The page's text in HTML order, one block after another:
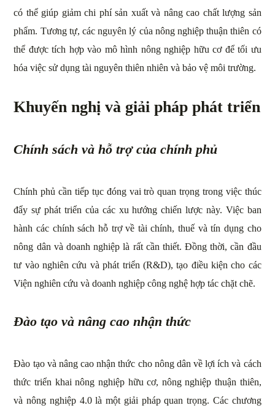
có thể giúp giảm chi phí sản xuất và nâng cao chất lượng sản
phẩm. Tương tự, các nguyên lý của nông nghiệp thuận thiên có
thể được tích hợp vào mô hình nông nghiệp hữu cơ để tối ưu
hóa việc sử dụng tài nguyên thiên nhiên và bảo vệ môi trường.
Khuyến nghị và giải pháp phát triển
Chính sách và hỗ trợ của chính phủ
Chính phủ cần tiếp tục đóng vai trò quan trọng trong việc thúc
đẩy sự phát triển của các xu hướng chiến lược này. Việc ban
hành các chính sách hỗ trợ về tài chính, thuế và tín dụng cho
nông dân và doanh nghiệp là rất cần thiết. Đồng thời, cần đầu
tư vào nghiên cứu và phát triển (R&D), tạo điều kiện cho các
Viện nghiên cứu và doanh nghiệp công nghệ hợp tác chặt chẽ.
Đào tạo và nâng cao nhận thức
Đào tạo và nâng cao nhận thức cho nông dân về lợi ích và cách
thức triển khai nông nghiệp hữu cơ, nông nghiệp thuận thiên,
và nông nghiệp 4.0 là một giải pháp quan trọng. Các chương